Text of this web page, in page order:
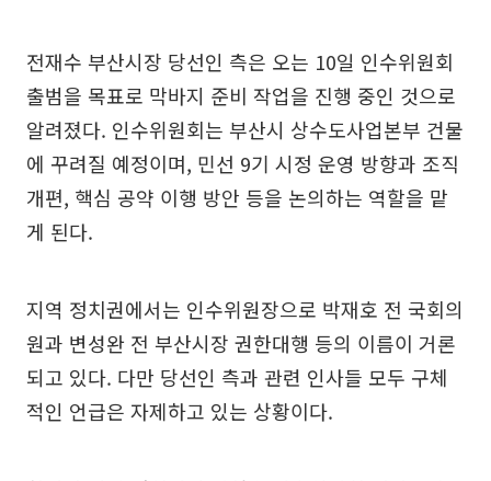
전재수 부산시장 당선인 측은 오는 10일 인수위원회
출범을 목표로 막바지 준비 작업을 진행 중인 것으로
알려졌다. 인수위원회는 부산시 상수도사업본부 건물
에 꾸려질 예정이며, 민선 9기 시정 운영 방향과 조직
개편, 핵심 공약 이행 방안 등을 논의하는 역할을 맡
게 된다.
지역 정치권에서는 인수위원장으로 박재호 전 국회의
원과 변성완 전 부산시장 권한대행 등의 이름이 거론
되고 있다. 다만 당선인 측과 관련 인사들 모두 구체
적인 언급은 자제하고 있는 상황이다.